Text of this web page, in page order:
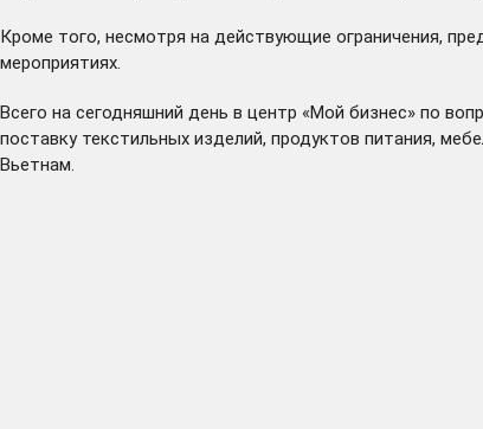
Кроме того, несмотря на действующие ограничения,
мероприятиях.
Всего на сегодняшний день в центр «Мой бизнес» по
поставку текстильных изделий, продуктов питания,
Вьетнам.